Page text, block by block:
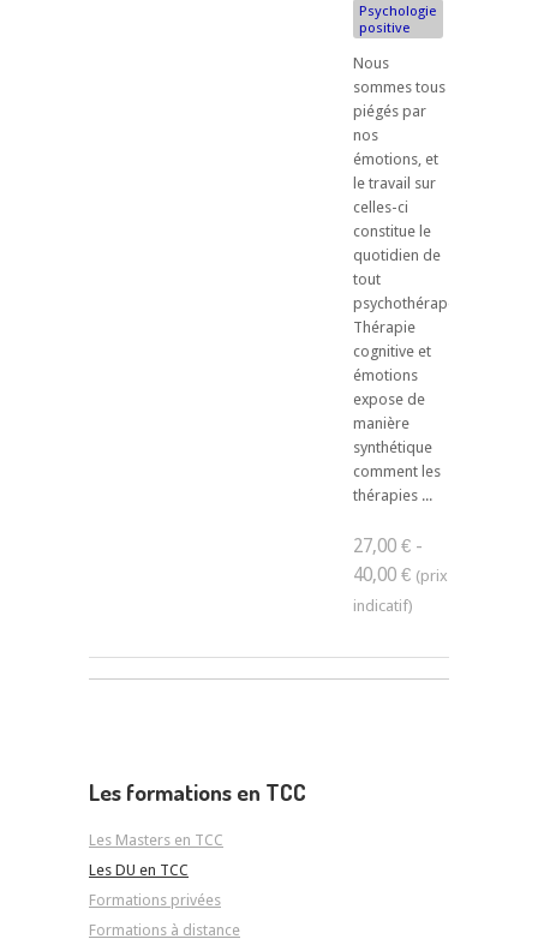
Psychologie
positive
Nous
sommes tous
piégés par
nos
émotions, et
le travail sur
celles-ci
constitue le
quotidien de
tout
psychothérapeute.
Thérapie
cognitive et
émotions
expose de
manière
synthétique
comment les
thérapies ...
27,00 € -
40,00 €
Les formations en TCC
Les Masters en TCC
Les DU en TCC
Formations privées
Formations à distance